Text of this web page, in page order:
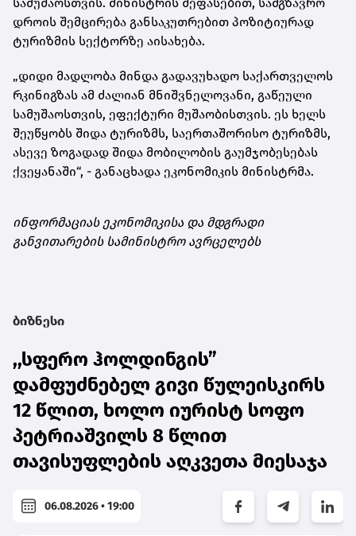
სამუშაოსთვის. მინისტრის შეფასებით, სამგზავრო
დროის შემცირება განსაკუთრებით პოზიტიურად
ტურიზმის სექტორზე აისახება.
„დიდი მადლობა მინდა გადავუხადო საქართველოს
რკინიგზას ამ ძალიან მნიშვნელოვანი, გაწეული
სამუშაოსთვის, ეფექტური მუშაობისთვის. ეს ხელს
შეუწყობს შიდა ტურიზმს, საერთაშორისო ტურიზმს,
ასევე ზოგადად შიდა მობილობის გაუმჯობესებას
ქვეყანაში“, - განაცხადა ეკონომიკის მინისტრმა.
ინფორმაციას ეკონომიკისა და მდგრადი
განვითარების სამინისტრო ავრცელებს
ბიზნესი
,,სფერო ჰოლდინგის”
დამფუძნებელ გივი წულეისკირს
12 წლით, ხოლო იურისტ სოფო
პეტრიაშვილს 8 წლით
თავისუფლების აღკვეთა მიესაჯა
06.08.2026 • 19:00